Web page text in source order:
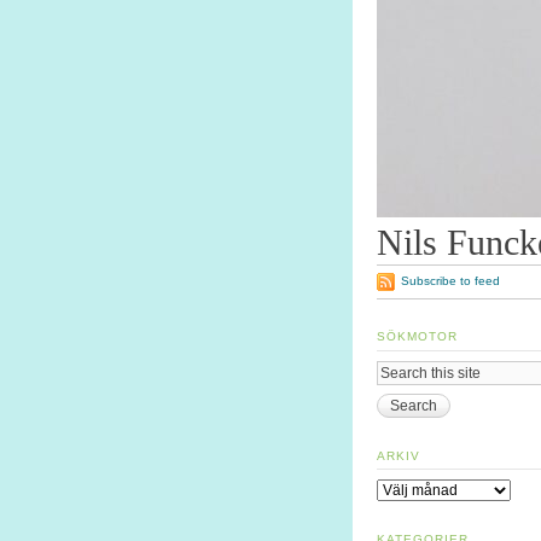
Nils
Subscribe to feed
SÖKMOTOR
ARKIV
Arkiv